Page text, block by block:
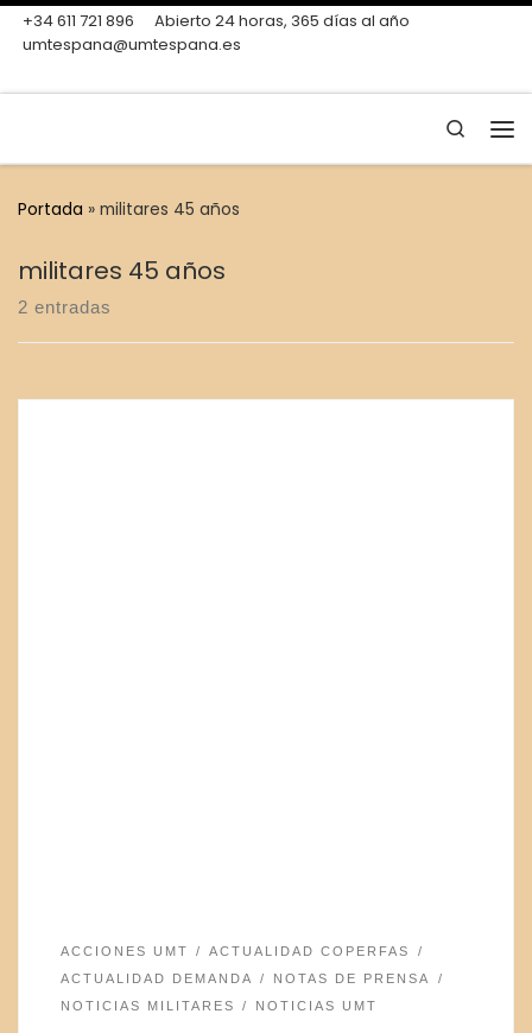
Skip to content
+34 611 721 896
Abierto 24 horas, 365 días al año
umtespana@umtespana.es
Search
Portada » militares 45 años
militares 45 años
2 entradas
ACCIONES UMT
ACTUALIDAD COPERFAS
ACTUALIDAD DEMANDA
NOTAS DE PRENSA
NOTICIAS MILITARES
NOTICIAS UMT